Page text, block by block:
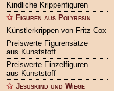
Kindliche Krippenfiguren
Figuren aus Polyresin
Künstlerkrippen von Fritz Cox
Preiswerte Figurensätze
aus Kunststoff
Preiswerte Einzelfiguren
aus Kunststoff
Jesuskind und Wiege